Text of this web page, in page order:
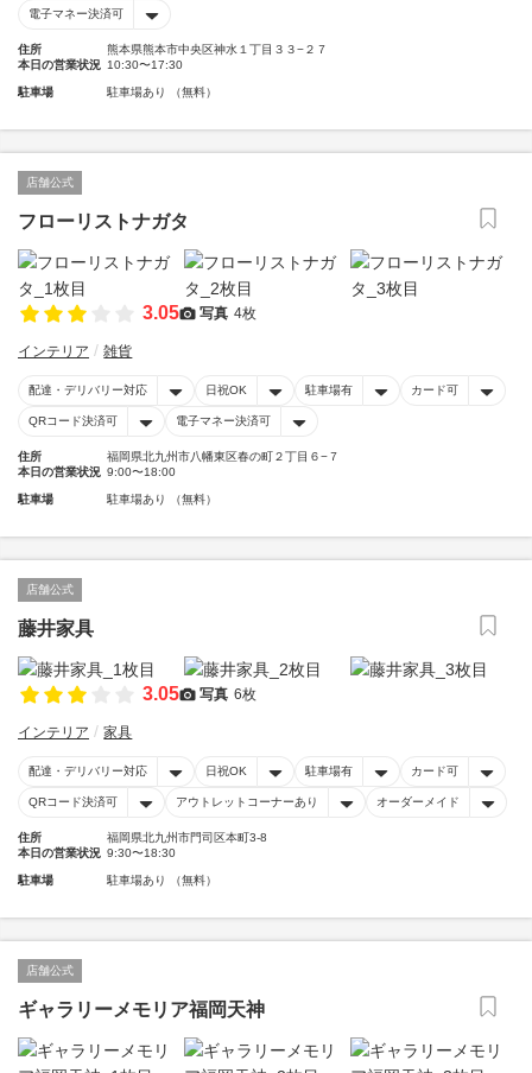
電子マネー決済可
住所
熊本県熊本市中央区神水１丁目３３−２７
本日の営業状況 10:30〜17:30
駐車場 駐車場あり （無料）
店舗公式
フローリストナガタ
3.05 写真 4枚
インテリア 雑貨
配達・デリバリー対応 日祝OK 駐車場有 カード可
QRコード決済可 電子マネー決済可
住所
福岡県北九州市八幡東区春の町２丁目６−７
本日の営業状況 9:00〜18:00
駐車場 駐車場あり （無料）
店舗公式
藤井家具
3.05 写真 6枚
インテリア 家具
配達・デリバリー対応 日祝OK 駐車場有 カード可
QRコード決済可 アウトレットコーナーあり オーダーメイド
住所
福岡県北九州市門司区本町3-8
本日の営業状況 9:30〜18:30
駐車場 駐車場あり （無料）
店舗公式
ギャラリーメモリア福岡天神